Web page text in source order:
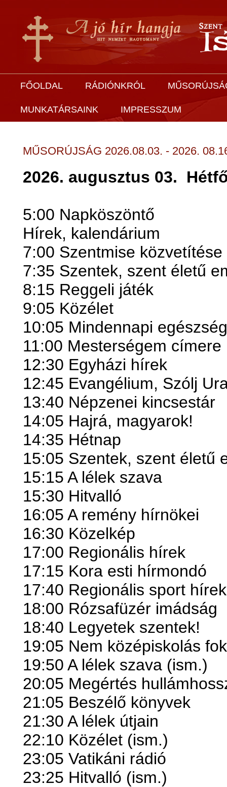
FŐOLDAL RÁDIÓNKRÓL
MUNKATÁRSAINK IMPRESSZUM
MŰSORÚJSÁG 2026.08.03. - 2026.
2026. augusztus 03.
5:00 Napköszöntő
Hírek, kalendárium
7:00 Szentmise közvetítése
7:35 Szentek, szent életű
8:15 Reggeli játék
9:05 Közélet
10:05 Mindennapi
11:00 Mesterségem címere
12:30 Egyházi hírek
12:45 Evangélium, Szólj
13:40 Népzenei kincsestár
14:05 Hajrá, magyarok!
14:35 Hétnap
15:05 Szentek, szent életű
15:15 A lélek szava
15:30 Hitvalló
16:05 A remény hírnökei
16:30 Közelkép
17:00 Regionális hírek
17:15 Kora esti hírmondó
17:40 Regionális sport hírek
18:00 Rózsafüzér imádság
18:40 Legyetek szentek!
19:05 Nem középiskolás
19:50 A lélek szava (ism.)
20:05 Megértés
21:05 Beszélő könyvek
21:30 A lélek útjain
22:10 Közélet (ism.)
23:05 Vatikáni rádió
23:25 Hitvalló (ism.)